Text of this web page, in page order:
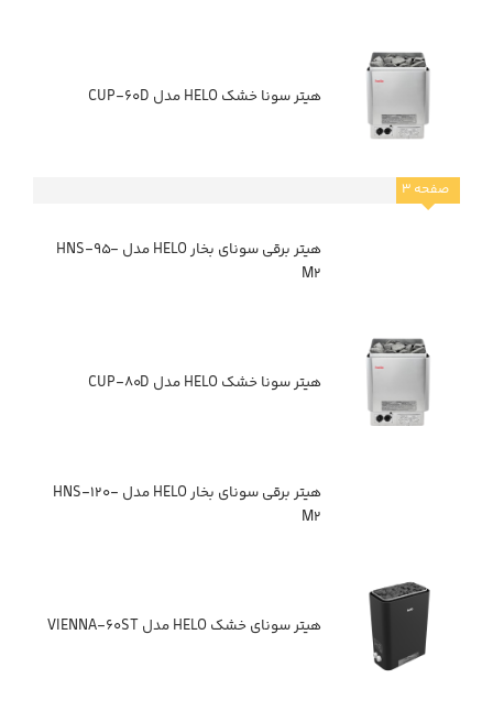
هیتر سونا خشک HELO مدل CUP-۶۰D
صفحه ۳
هیتر برقی سونای بخار HELO مدل HNS-۹۵-
M۲
هیتر سونا خشک HELO مدل CUP-۸۰D
هیتر برقی سونای بخار HELO مدل HNS-۱۲۰-
M۲
هیتر سونای خشک HELO مدل VIENNA-۶۰ST